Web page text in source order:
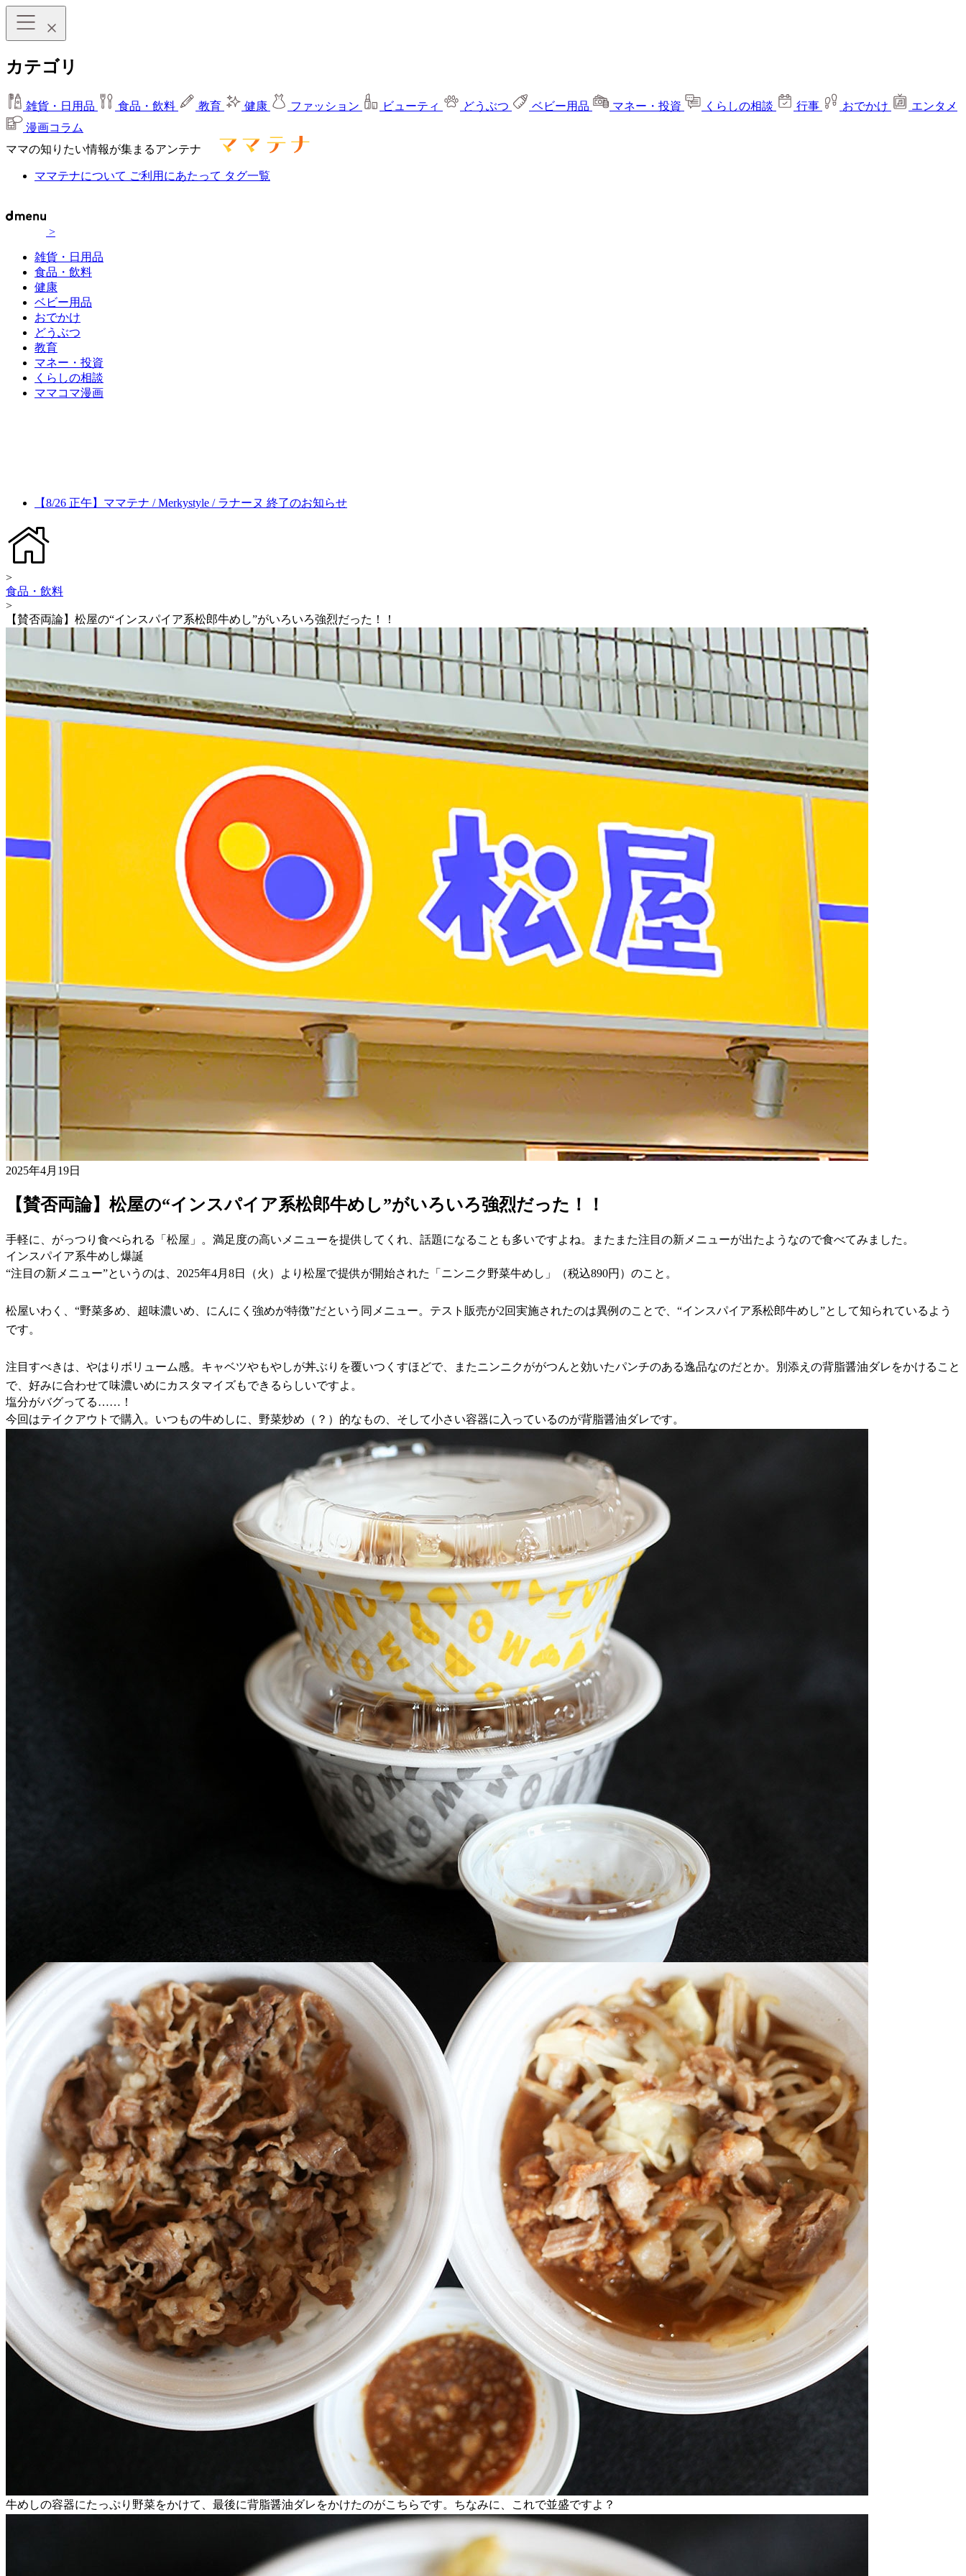
カテゴリ
雑貨・日用品 食品・飲料 教育 健康 ファッション ビューティ どうぶつ ベビー用品 マネー・投資 くらしの相談 行事 おでかけ
エンタメ
漫画コラム
ママの知りたい情報が集まるアンテナ
ママテナについて ご利用にあたって タグ一覧
>
雑貨・日用品
食品・飲料
健康
ベビー用品
おでかけ
どうぶつ
教育
マネー・投資
くらしの相談
ママコマ漫画
【8/26 正午】ママテナ / Merkystyle / ラナーヌ 終了のお知らせ
>
食品・飲料
>
【賛否両論】松屋の“インスパイア系松郎牛めし”がいろいろ強烈だった！！
2025年4月19日
【賛否両論】松屋の“インスパイア系松郎牛めし”がいろいろ強烈だった！！
手軽に、がっつり食べられる「松屋」。満足度の高いメニューを提供してくれ、話題になることも多いですよね。またまた注目の新メニューが出たようなので食べてみました。
インスパイア系牛めし爆誕
“注目の新メニュー”というのは、2025年4月8日（火）より松屋で提供が開始された「ニンニク野菜牛めし」（税込890円）のこと。
松屋いわく、“野菜多め、超味濃いめ、にんにく強めが特徴”だという同メニュー。テスト販売が2回実施されたのは異例のことで、“インスパイア系松郎牛めし”として知られているよう
です。
注目すべきは、やはりボリューム感。キャベツやもやしが丼ぶりを覆いつくすほどで、またニンニクががつんと効いたパンチのある逸品なのだとか。別添えの背脂醤油ダレをかけること
で、好みに合わせて味濃いめにカスタマイズもできるらしいですよ。
塩分がバグってる……！
今回はテイクアウトで購入。いつもの牛めしに、野菜炒め（？）的なもの、そして小さい容器に入っているのが背脂醤油ダレです。
牛めしの容器にたっぷり野菜をかけて、最後に背脂醤油ダレをかけたのがこちらです。ちなみに、これで並盛ですよ？